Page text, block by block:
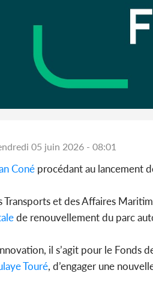
05 juin 2026 - 08:01
Coné procédant au lancement
Transports et des Affaires
de renouvellement du parc
il s’agit pour le Fonds
Touré, d’engager une